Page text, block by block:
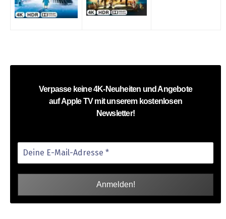
Verpasse keine 4K-Neuheiten und Angebote
auf Apple TV mit unserem kostenlosen
Newsletter!